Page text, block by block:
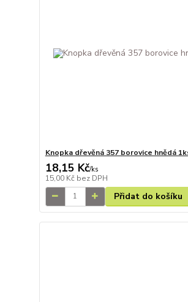
Knopka dřevěná 357 borovice hnědá
18,15 Kč/ks
15,00 Kč bez DPH
Přidat do košíku